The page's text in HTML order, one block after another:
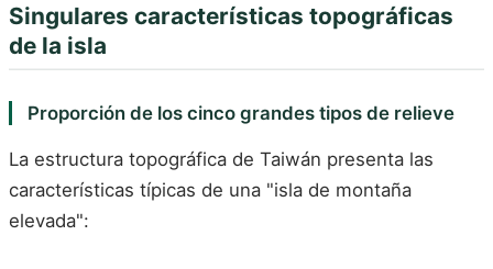
Singulares características topográficas
de la isla
Proporción de los cinco grandes tipos de relieve
La estructura topográfica de Taiwán presenta las
características típicas de una "isla de montaña
elevada":